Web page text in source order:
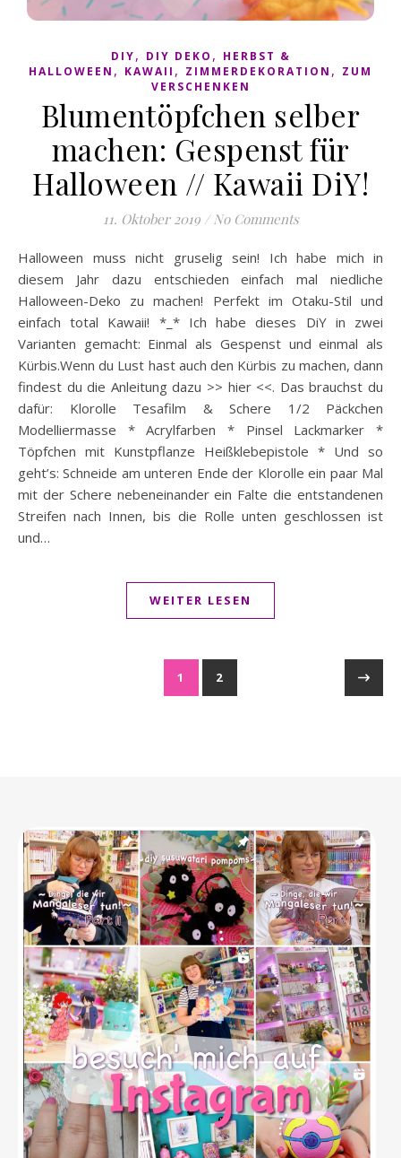
DIY, DIY DEKO , HERBST &
HALLOWEEN , KAWAII , ZIMMERDEKORATION , ZUM
VERSCHENKEN
Blumentöpfchen selber
machen: Gespenst für
Halloween // Kawaii DiY!
11. Oktober 2019 / No Comments
Halloween muss nicht gruselig sein! Ich habe mich in
diesem Jahr dazu entschieden einfach mal niedliche
Halloween-Deko zu machen! Perfekt im Otaku-Stil und
einfach total Kawaii! *_* Ich habe dieses DiY in zwei
Varianten gemacht: Einmal als Gespenst und einmal als
Kürbis.Wenn du Lust hast auch den Kürbis zu machen, dann
findest du die Anleitung dazu >> hier <<. Das brauchst du
dafür: Klorolle Tesafilm & Schere 1/2 Päckchen
Modelliermasse * Acrylfarben * Pinsel Lackmarker *
Töpfchen mit Kunstpflanze Heißklebepistole * Und so
geht’s: Schneide am unteren Ende der Klorolle ein paar Mal
mit der Schere nebeneinander ein Falte die entstandenen
Streifen nach Innen, bis die Rolle unten geschlossen ist
und…
WEITER LESEN
1 2